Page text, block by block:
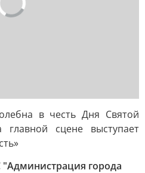
в честь Дня Святой
сцене выступает
города